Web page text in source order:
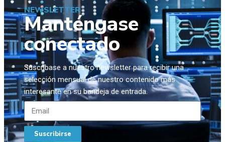
NEWSLETTER
Manténgase
conectado
Suscríbase a nuestro newsletter para recibir una
selección mensual de nuestro contenido más
interesante en su bandeja de entrada.
Suscribirse